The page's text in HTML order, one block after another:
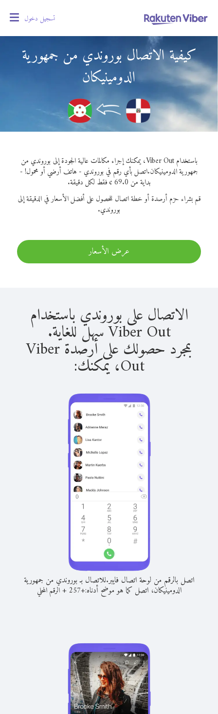
تسجيل دخول
كيفية الاتصال بوروندي من جمهورية
الدومينيكان
باستخدام Viber Out، يمكنك إجراء مكالمات عالية الجودة إلى بوروندي من
جمهورية الدومينيكان.اتصل بأي رقم في بوروندي - هاتف أرضي أو محمول! -
بداية من 69.0 ¢ فقط لكل دقيقة.
قم بشراء حزم أرصدة أو خطة اتصال للحصول على أفضل الأسعار في الدقيقة إلى
بوروندي.
عرض الأسعار
الاتصال على بوروندي باستخدام
Viber Out سهل للغاية.
بمجرد حصولك على أرصدة Viber
Out، يمكنك:
اتصل بالرقم من لوحة اتصال فايبر.للاتصال بـ بوروندي من جمهورية
الدومينيكان، اتصل كما هو موضح أدناه:+
257
+الرقم المحلي